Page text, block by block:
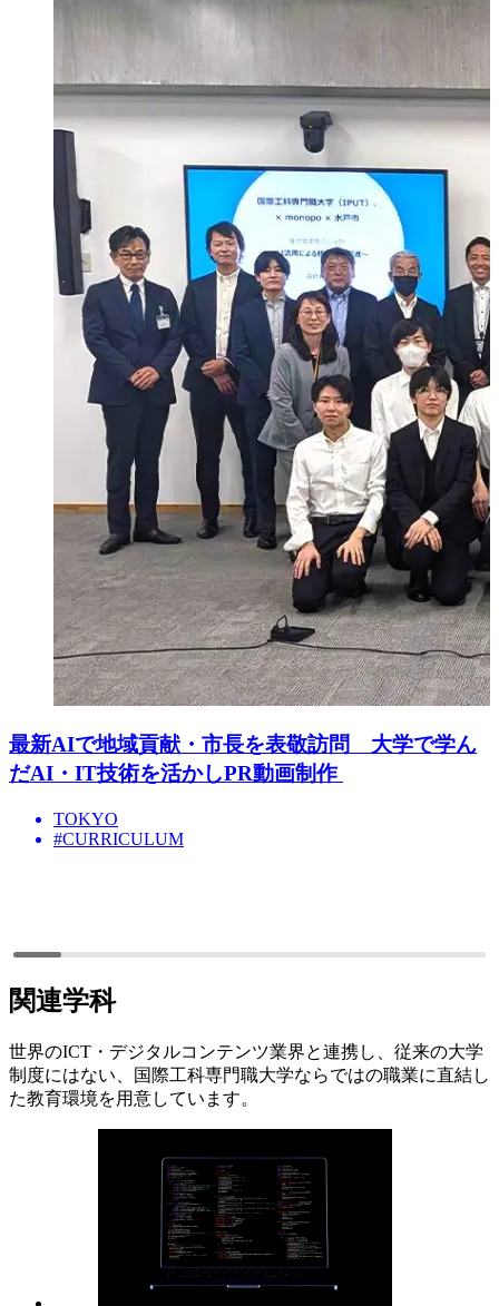
最新AIで地域貢献・市長を表敬訪問 大学で学ん
だAI・IT技術を活かしPR動画制作
TOKYO
#CURRICULUM
関連学科
世界のICT・デジタルコンテンツ業界と連携し、従来の大学
制度にはない、国際工科専門職大学ならではの職業に直結し
た教育環境を用意しています。